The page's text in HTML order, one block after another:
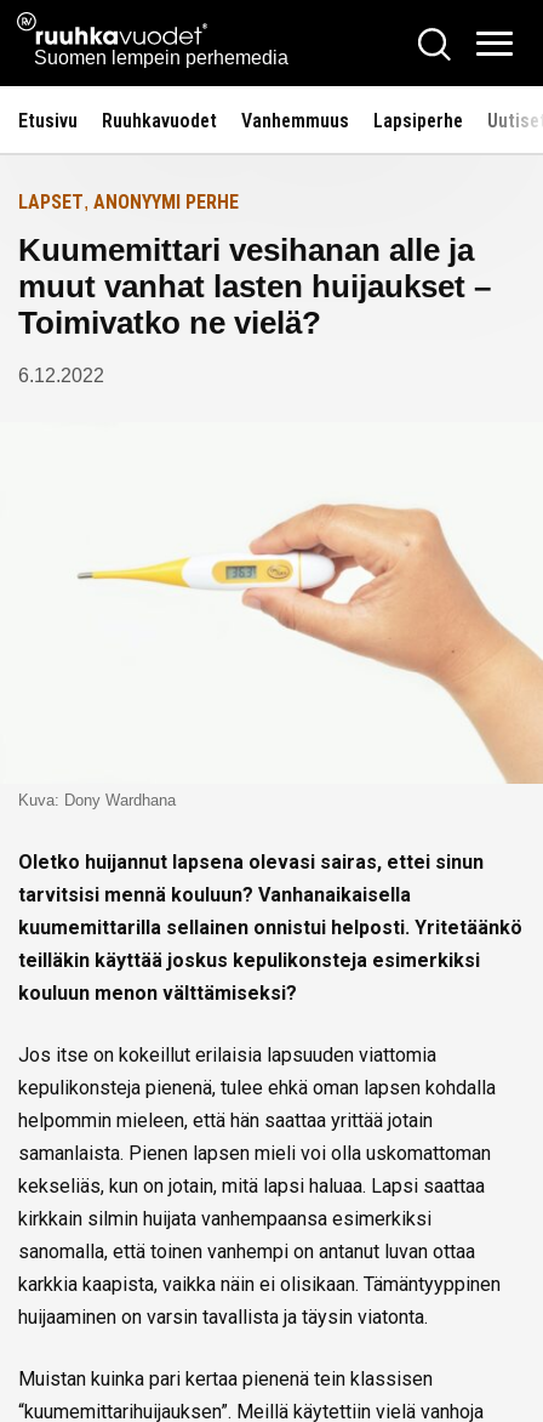
Siirry
sisältöön
Ruuhkavuodet.fi
Suomen lempein perhemedia
Hae
Etusivu Ruuhkavuodet Vanhemmuus Lapsiperhe
Etusivulle
LAPSET, ANONYYMI PERHE
Kuumemittari vesihanan alle ja
muut vanhat lasten huijaukset –
Toimivatko ne vielä?
6.12.2022
Kuva: Dony Wardhana
Oletko huijannut lapsena olevasi sairas, ettei sinun
tarvitsisi mennä kouluun? Vanhanaikaisella
kuumemittarilla sellainen onnistui helposti. Yritetäänkö
teilläkin käyttää joskus kepulikonsteja esimerkiksi
kouluun menon välttämiseksi?
Jos itse on kokeillut erilaisia lapsuuden viattomia
kepulikonsteja pienenä, tulee ehkä oman lapsen kohdalla
helpommin mieleen, että hän saattaa yrittää jotain
samanlaista. Pienen lapsen mieli voi olla uskomattoman
kekseliäs, kun on jotain, mitä lapsi haluaa. Lapsi saattaa
kirkkain silmin huijata vanhempaansa esimerkiksi
sanomalla, että toinen vanhempi on antanut luvan ottaa
karkkia kaapista, vaikka näin ei olisikaan. Tämäntyyppinen
huijaaminen on varsin tavallista ja täysin viatonta.
Muistan kuinka pari kertaa pienenä tein klassisen
“kuumemittarihuijauksen”. Meillä käytettiin vielä vanhoja